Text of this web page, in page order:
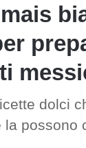
dolci
la possono